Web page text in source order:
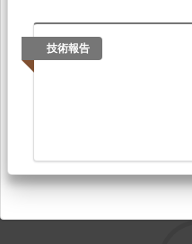
技術報告